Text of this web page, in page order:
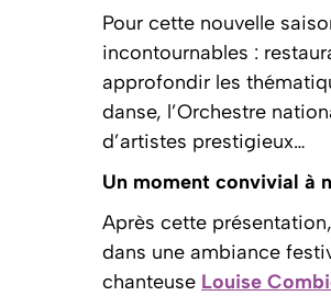
Pour cette nouvelle
incontournables :
approfondir les
danse, l’Orchestre
d’artistes prestigieux…
Un moment convivial à
Après cette
dans une ambiance
chanteuse Louise